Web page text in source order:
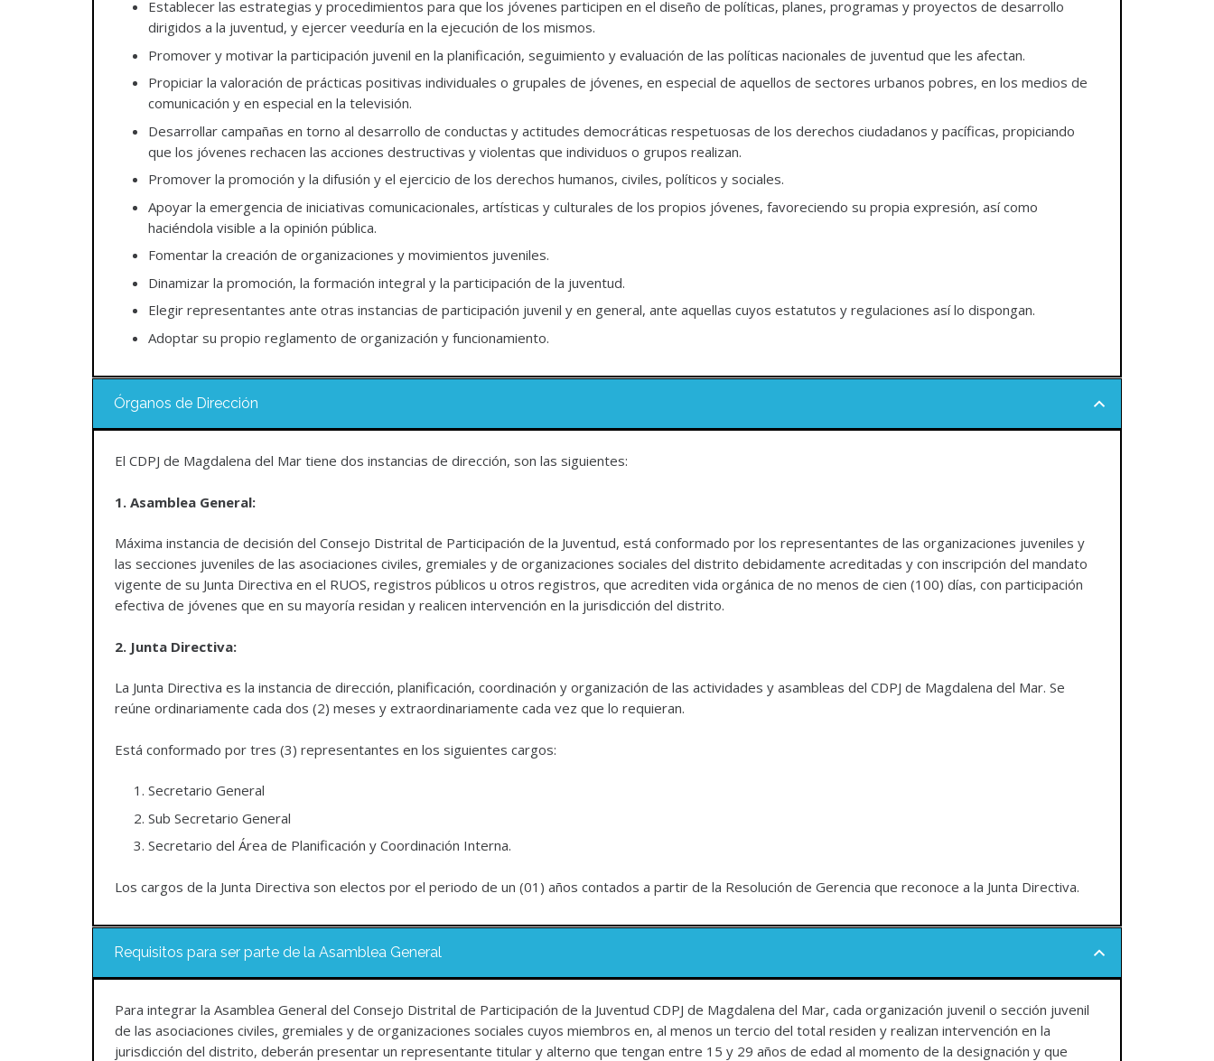
Establecer las estrategias y procedimientos para que los jóvenes participen en el diseño de políticas, planes, programas y proyectos de desarrollo
dirigidos a la juventud, y ejercer veeduría en la ejecución de los mismos.
Promover y motivar la participación juvenil en la planificación, seguimiento y evaluación de las políticas nacionales de juventud que les afectan.
Propiciar la valoración de prácticas positivas individuales o grupales de jóvenes, en especial de aquellos de sectores urbanos pobres, en los medios de
comunicación y en especial en la televisión.
Desarrollar campañas en torno al desarrollo de conductas y actitudes democráticas respetuosas de los derechos ciudadanos y pacíficas, propiciando
que los jóvenes rechacen las acciones destructivas y violentas que individuos o grupos realizan.
Promover la promoción y la difusión y el ejercicio de los derechos humanos, civiles, políticos y sociales.
Apoyar la emergencia de iniciativas comunicacionales, artísticas y culturales de los propios jóvenes, favoreciendo su propia expresión, así como
haciéndola visible a la opinión pública.
Fomentar la creación de organizaciones y movimientos juveniles.
Dinamizar la promoción, la formación integral y la participación de la juventud.
Elegir representantes ante otras instancias de participación juvenil y en general, ante aquellas cuyos estatutos y regulaciones así lo dispongan.
Adoptar su propio reglamento de organización y funcionamiento.
Órganos de Dirección
El CDPJ de Magdalena del Mar tiene dos instancias de dirección, son las siguientes:
1. Asamblea General:
Máxima instancia de decisión del Consejo Distrital de Participación de la Juventud, está conformado por los representantes de las organizaciones juveniles y
las secciones juveniles de las asociaciones civiles, gremiales y de organizaciones sociales del distrito debidamente acreditadas y con inscripción del mandato
vigente de su Junta Directiva en el RUOS, registros públicos u otros registros, que acrediten vida orgánica de no menos de cien (100) días, con participación
efectiva de jóvenes que en su mayoría residan y realicen intervención en la jurisdicción del distrito.
2. Junta Directiva:
La Junta Directiva es la instancia de dirección, planificación, coordinación y organización de las actividades y asambleas del CDPJ de Magdalena del Mar. Se
reúne ordinariamente cada dos (2) meses y extraordinariamente cada vez que lo requieran.
Está conformado por tres (3) representantes en los siguientes cargos:
Secretario General
Sub Secretario General
Secretario del Área de Planificación y Coordinación Interna.
Los cargos de la Junta Directiva son electos por el periodo de un (01) años contados a partir de la Resolución de Gerencia que reconoce a la Junta Directiva.
Requisitos para ser parte de la Asamblea General
Para integrar la Asamblea General del Consejo Distrital de Participación de la Juventud CDPJ de Magdalena del Mar, cada organización juvenil o sección juvenil
de las asociaciones civiles, gremiales y de organizaciones sociales cuyos miembros en, al menos un tercio del total residen y realizan intervención en la
jurisdicción del distrito, deberán presentar un representante titular y alterno que tengan entre 15 y 29 años de edad al momento de la designación y que